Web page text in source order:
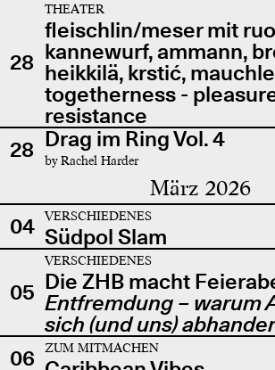
28
THEATER
fleischlin/meser mit
kannewurf, ammann,
heikkilä, krstić,
togetherness -
resistance
28 Drag im Ring Vol. 4
by Rachel Harder
März 2026
04 VERSCHIEDENES
Südpol Slam
05
VERSCHIEDENES
Die ZHB macht
Entfremdung – warum
sich (und uns)
06
ZUM MITMACHEN